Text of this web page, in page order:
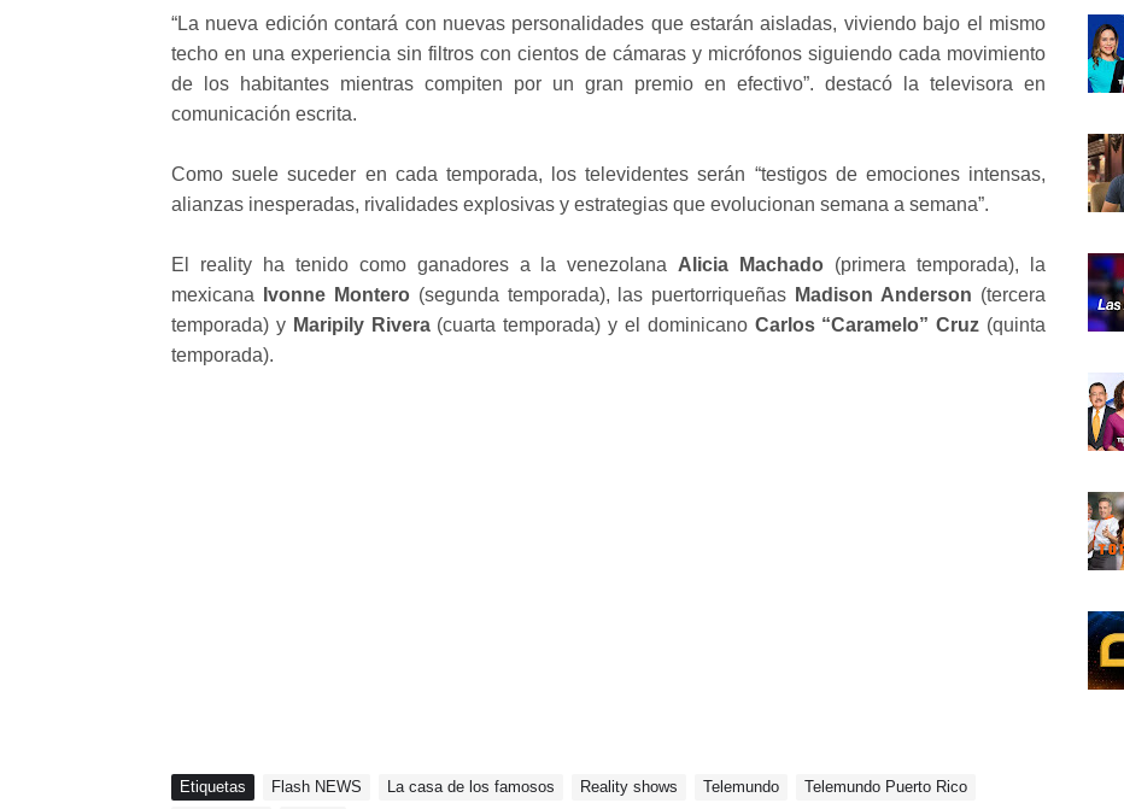
“La nueva edición contará con nuevas personalidades que estarán aisladas, viviendo bajo el mismo
techo en una experiencia sin filtros con cientos de cámaras y micrófonos siguiendo cada movimiento
de los habitantes mientras compiten por un gran premio en efectivo”. destacó la televisora en
comunicación escrita.
Como suele suceder en cada temporada, los televidentes serán “testigos de emociones intensas,
alianzas inesperadas, rivalidades explosivas y estrategias que evolucionan semana a semana”.
El reality ha tenido como ganadores a la venezolana Alicia Machado (primera temporada), la
mexicana
Ivonne Montero(segunda temporada), las puertorriqueñas Madison Anderson (tercera
temporada) y Maripily Rivera(cuarta temporada) y el dominicano Carlos “Caramelo” Cruz (quinta
temporada).
Etiquetas Flash NEWS La casa de los famosos Reality shows Telemundo
Telemundo Puerto Rico